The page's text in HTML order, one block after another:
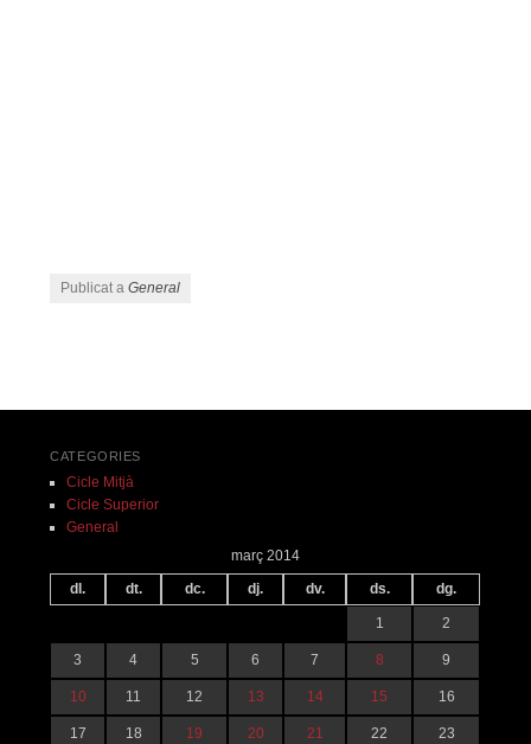
Publicat aGeneral
CATEGORIES
Cicle Mitjà
Cicle Superior
General
març 2014
dl. dt. dc. dj. dv. ds. dg.
1 2
3 4 5 6 7 8 9
10 11 12 13 14 15 16
17 18 19 20 21 22 23